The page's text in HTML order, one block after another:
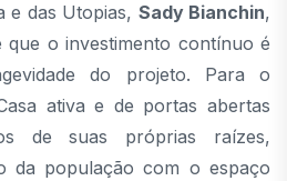
e das Utopias, Sady Bianchin,
o investimento contínuo é
do projeto. Para o
ativa e de portas abertas
de suas próprias raízes,
da população com o espaço